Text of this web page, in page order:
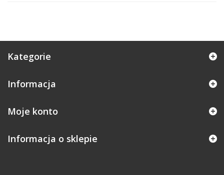
Kategorie
Informacja
Moje konto
Informacja o sklepie